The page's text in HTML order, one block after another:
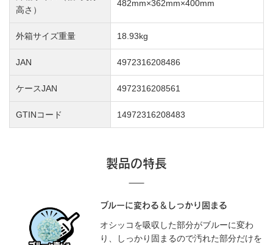
高さ）
482mm×362mm×400mm
外箱サイズ重量 18.93kg
JAN 4972316208486
ケースJAN 4972316208561
GTINコード 14972316208483
製品の特長
ブルーに変わる＆しっかり固まる
オシッコを吸収した部分がブルーに変わ
り、しっかり固まるので汚れた部分だけを